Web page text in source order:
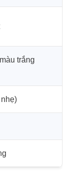
trắng
nhẹ)